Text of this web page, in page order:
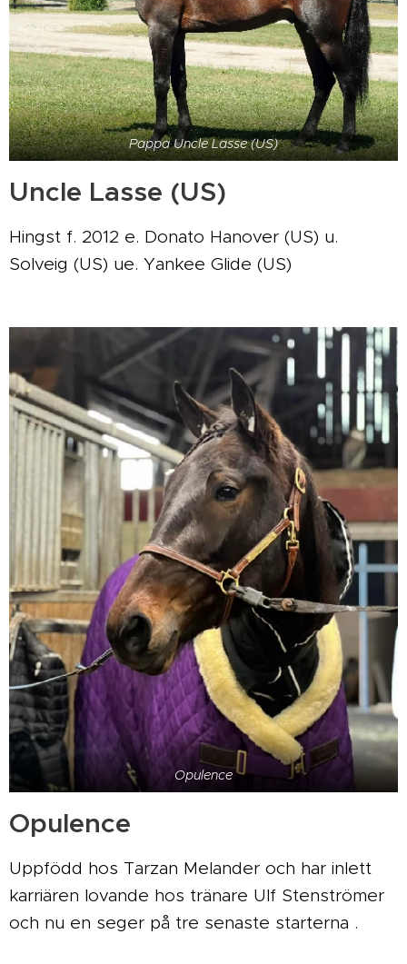
Pappa Uncle Lasse (US)
Uncle Lasse (US)
Hingst f. 2012 e. Donato Hanover (US) u.
Solveig (US) ue. Yankee Glide (US)
Opulence
Opulence
Uppfödd hos Tarzan Melander och har inlett
karriären lovande hos tränare Ulf Stenströmer
och nu en seger på tre senaste starterna .